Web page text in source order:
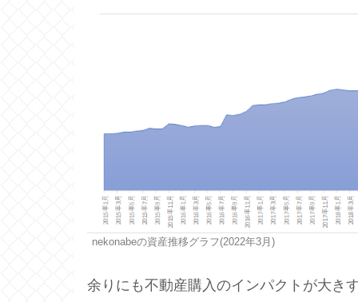
nekonabeの資産推移グラフ(2022年3月)
余りにも不動産購入のインパクトが大き